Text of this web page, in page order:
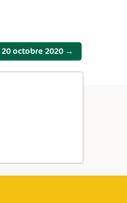
octobre 2020 →